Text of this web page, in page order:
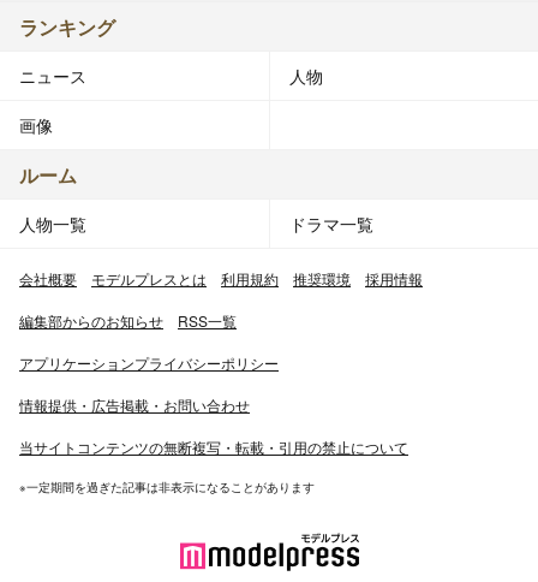
ランキング
ニュース 人物
画像
ルーム
人物一覧 ドラマ一覧
会社概要 モデルプレスとは 利用規約 推奨環境 採用情報
編集部からのお知らせ RSS一覧
アプリケーションプライバシーポリシー
情報提供・広告掲載・お問い合わせ
当サイトコンテンツの無断複写・転載・引用の禁止について
※一定期間を過ぎた記事は非表示になることがあります